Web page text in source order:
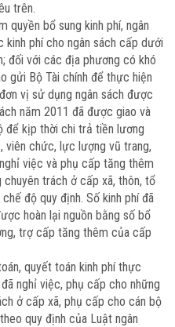
trên.
bổ sung kinh phí, ngân
phí cho ngân sách cấp dưới
đối với các địa phương có khó
gửi Bộ Tài chính để thực hiện
vị sử dụng ngân sách được
năm 2011 đã được giao và
để kịp thời chi trả tiền lương
viên chức, lực lượng vũ trang,
việc và phụ cấp tăng thêm
trách ở cấp xã, thôn, tổ
độ quy định. Số kinh phí đã
hoàn lại nguồn bằng số bổ
trợ cấp tăng thêm của cấp
quyết toán kinh phí thực
nghỉ việc, phụ cấp cho những
ở cấp xã, phụ cấp cho cán bộ
quy định của Luật ngân